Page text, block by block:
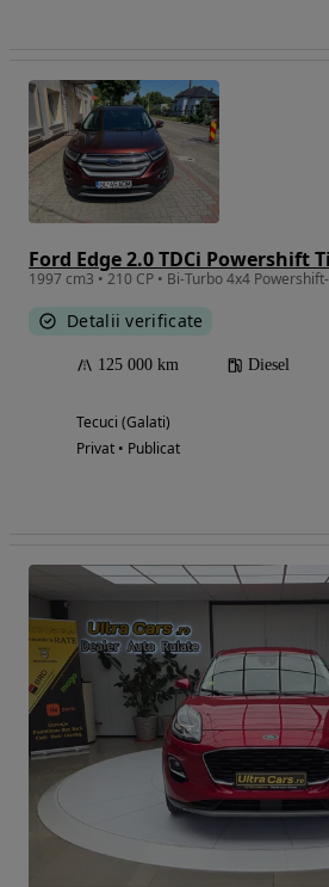
Ford Edge 2.0 TDCi Powershift
Detalii verificate
125 000 km Diesel
Tecuci (Galati)
Privat • Publicat